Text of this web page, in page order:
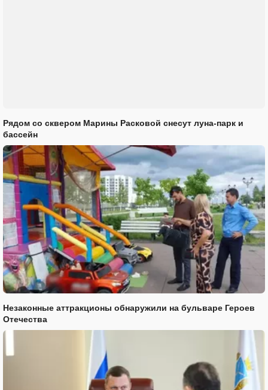
Рядом со сквером Марины Расковой снесут луна-парк и
бассейн
Незаконные аттракционы обнаружили на бульваре Героев
Отечества